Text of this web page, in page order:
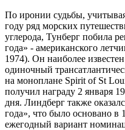
По иронии судьбы,
году ряд морских
углерода, Тунберг побила
года» - американского
1974). Он наиболее
одиночный
на моноплане Spirit of St
получил награду 2 января
дня. Линдберг также
года», что было основано в
ежегодный вариант